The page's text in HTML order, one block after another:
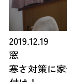
2019.12.19
窓
寒さ対策に